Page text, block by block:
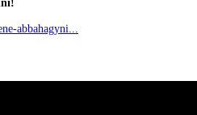
abbahagyni...